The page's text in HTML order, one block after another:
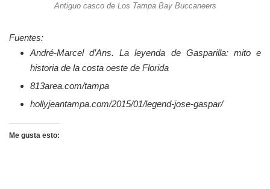
Antiguo casco de Los Tampa Bay Buccaneers
Fuentes:
André-Marcel d’Ans. La leyenda de Gasparilla: mito e
historia de la costa oeste de Florida
813area.com/tampa
hollyjeantampa.com/2015/01/legend-jose-gaspar/
Me gusta esto: